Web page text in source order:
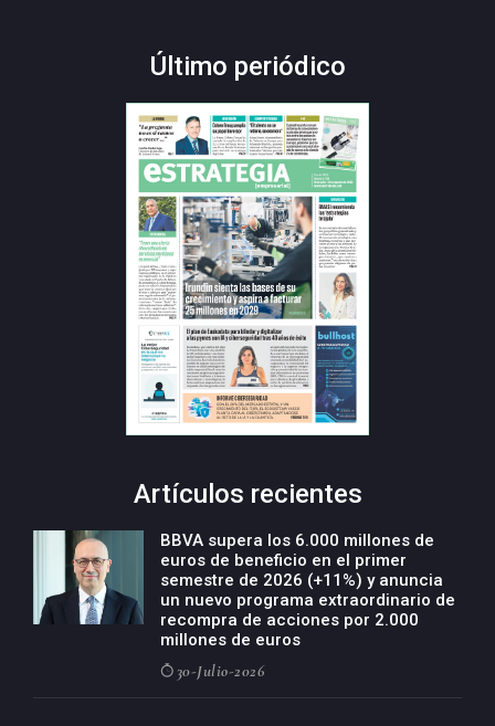
Último periódico
Artículos recientes
BBVA supera los 6.000 millones de
euros de beneficio en el primer
semestre de 2026 (+11%) y anuncia
un nuevo programa extraordinario de
recompra de acciones por 2.000
millones de euros
30-Julio-2026